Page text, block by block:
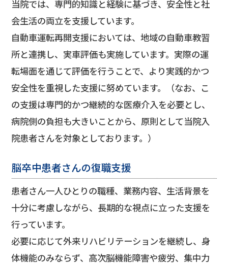
当院では、専門的知識と経験に基づき、安全性と社
会生活の両立を支援しています。
自動車運転再開支援においては、地域の自動車教習
所と連携し、実車評価も実施しています。実際の運
転場面を通じて評価を行うことで、より実践的かつ
安全性を重視した支援に努めています。（なお、こ
の支援は専門的かつ継続的な医療介入を必要とし、
病院側の負担も大きいことから、原則として当院入
院患者さんを対象としております。）
脳卒中患者さんの復職支援
患者さん一人ひとりの職種、業務内容、生活背景を
十分に考慮しながら、長期的な視点に立った支援を
行っています。
必要に応じて外来リハビリテーションを継続し、身
体機能のみならず、高次脳機能障害や疲労、集中力